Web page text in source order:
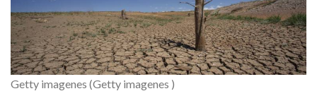
Getty imagenes (Getty imagenes )